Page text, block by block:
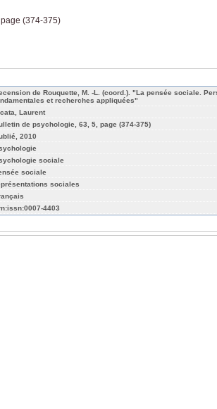
(374-375)
de Rouquette, M. -L. (coord.). "La pensée sociale.
et recherches appliquées"
Laurent
de psychologie, 63, 5, page (374-375)
2010
sociale
sociale
sociales
4403